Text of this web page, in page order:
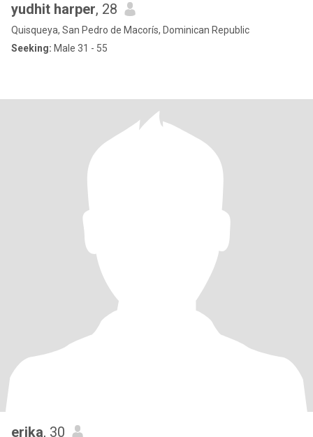
yudhit harper, 28
Quisqueya, San Pedro de Macorís, Dominican Republic
Seeking: Male 31 - 55
erika, 30